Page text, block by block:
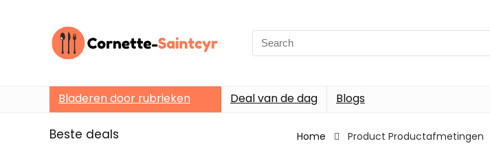
Search
for:
Bladeren door rubrieken Deal van de dag Blogs
Beste deals Home Product Productafmetingen